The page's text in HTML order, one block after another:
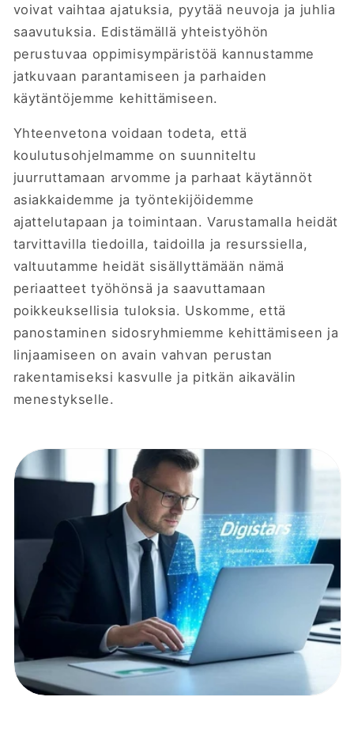
voivat vaihtaa ajatuksia, pyytää neuvoja ja juhlia
saavutuksia. Edistämällä yhteistyöhön
perustuvaa oppimisympäristöä kannustamme
jatkuvaan parantamiseen ja parhaiden
käytäntöjemme kehittämiseen.
Yhteenvetona voidaan todeta, että
koulutusohjelmamme on suunniteltu
juurruttamaan arvomme ja parhaat käytännöt
asiakkaidemme ja työntekijöidemme
ajattelutapaan ja toimintaan. Varustamalla heidät
tarvittavilla tiedoilla, taidoilla ja resurssiella,
valtuutamme heidät sisällyttämään nämä
periaatteet työhönsä ja saavuttamaan
poikkeuksellisia tuloksia. Uskomme, että
panostaminen sidosryhmiemme kehittämiseen ja
linjaamiseen on avain vahvan perustan
rakentamiseksi kasvulle ja pitkän aikavälin
menestykselle.